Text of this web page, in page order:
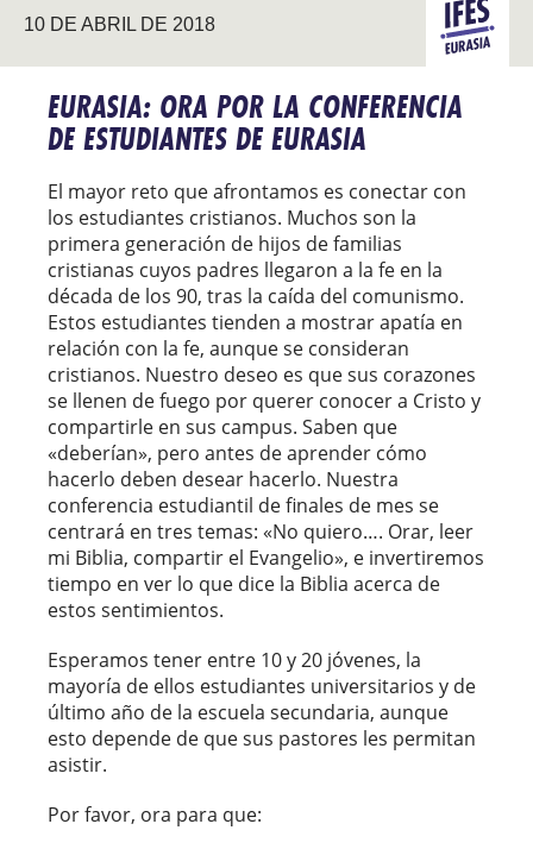
10 DE ABRIL DE 2018 EURASIA
EURASIA: ORA POR LA CONFERENCIA
DE ESTUDIANTES DE EURASIA
El mayor reto que afrontamos es conectar con
los estudiantes cristianos. Muchos son la
primera generación de hijos de familias
cristianas cuyos padres llegaron a la fe en la
década de los 90, tras la caída del comunismo.
Estos estudiantes tienden a mostrar apatía en
relación con la fe, aunque se consideran
cristianos. Nuestro deseo es que sus corazones
se llenen de fuego por querer conocer a Cristo y
compartirle en sus campus. Saben que
«deberían», pero antes de aprender cómo
hacerlo deben desear hacerlo. Nuestra
conferencia estudiantil de finales de mes se
centrará en tres temas: «No quiero…. Orar, leer
mi Biblia, compartir el Evangelio», e invertiremos
tiempo en ver lo que dice la Biblia acerca de
estos sentimientos.
Esperamos tener entre 10 y 20 jóvenes, la
mayoría de ellos estudiantes universitarios y de
último año de la escuela secundaria, aunque
esto depende de que sus pastores les permitan
asistir.
Por favor, ora para que: